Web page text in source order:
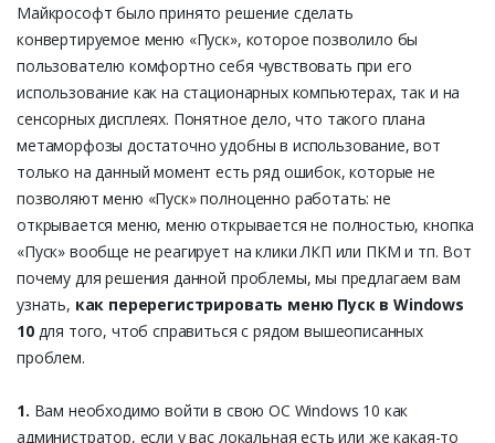
Майкрософт было принято решение сделать
конвертируемое меню «Пуск», которое позволило бы
пользователю комфортно себя чувствовать при его
использование как на стационарных компьютерах, так и на
сенсорных дисплеях. Понятное дело, что такого плана
метаморфозы достаточно удобны в использование, вот
только на данный момент есть ряд ошибок, которые не
позволяют меню «Пуск» полноценно работать: не
открывается меню, меню открывается не полностью, кнопка
«Пуск» вообще не реагирует на клики ЛКП или ПКМ и тп. Вот
почему для решения данной проблемы, мы предлагаем вам
узнать, как перерегистрировать меню Пуск в Windows
10для того, чтоб справиться с рядом вышеописанных
проблем.
1. Вам необходимо войти в свою ОС Windows 10 как
администратор, если у вас локальная есть или же какая-то